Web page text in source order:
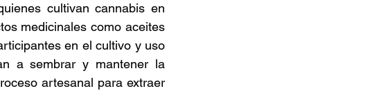
cultivan cannabis en
medicinales como aceites
en el cultivo y uso
a sembrar y mantener la
artesanal para extraer